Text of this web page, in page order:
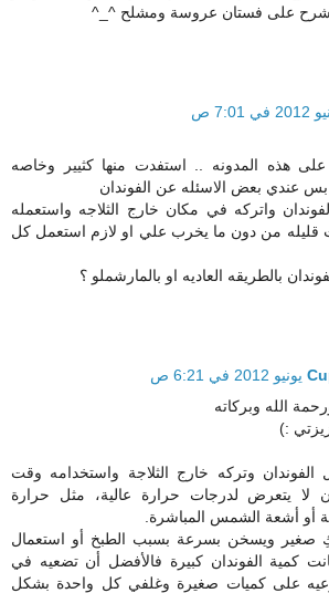
على فستان عروسة ومشلح ^_^
هذه المدونه .. استفدت منها كثيير وخاصه
بس عندي بعض الاسئله عن الفوندان
واتركه في مكان خارج الثلاجه واستعمله
قليله من دون ما يخرب علي او لازم استعمل كل
بالطريقه العاديه او بالمارشملو ؟
الله وبركاته
:)
وتركه خارج الثلاجة واستخدامه وقت
لا يتعرض لدرجات حرارة عالية، مثل حرارة
أو أشعة الشمس المباشرة.
صغير ويسخن بسرعة بسبب الطبخ أو استعمال
كمية الفوندان كبيرة فالأفضل أن تضعيه في
على كميات صغيرة وغلفي كل واحدة بشكل